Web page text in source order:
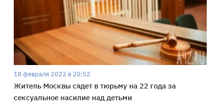
18 февраля 2022 в 20:52
Житель Москвы сядет в тюрьму на 22 года за
сексуальное насилие над детьми